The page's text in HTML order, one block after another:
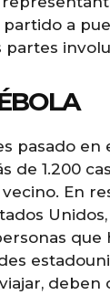
a
pasado en
de 1.200
En
Unidos,
que